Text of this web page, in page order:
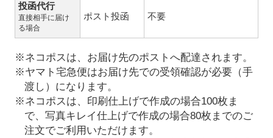
投函代行
直接相手に届け
る場合
ポスト投函 不要
※ネコポスは、お届け先のポストへ配達されます。
※ヤマト宅急便はお届け先での受領確認が必要（手
渡し）になります。
※ネコポスは、印刷仕上げで作成の場合100枚ま
で、写真キレイ仕上げで作成の場合80枚までのご
注文でご利用いただけます。